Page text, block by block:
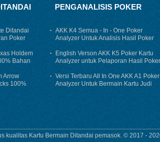
Ditandai
Poker
Holdem
Bahan
Arrow
100%
PENGANALISIS POKER
AKK K4 Semua - In - One Poker
Analyzer Untuk Analisis Hasil Poker
Dalam Kecurangan
English Verson AKK K5 Poker Kartu
Analyzer untuk Pelaporan Hasil Poker
di Muka
Versi Terbaru All In One AKK A1 Poker
Analyzer Untuk Bermain Kartu Judi
Cheat
kualitas Kartu Bermain Ditandai pemasok. © 2017 -